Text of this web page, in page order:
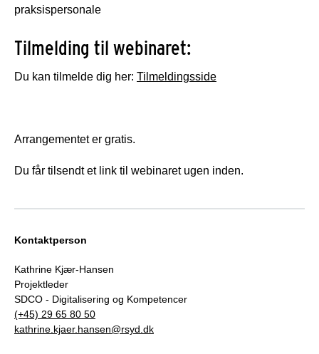
praksispersonale
Tilmelding til webinaret:
Du kan tilmelde dig her: Tilmeldingsside
Arrangementet er gratis.
Du får tilsendt et link til webinaret ugen inden.
Kontaktperson
Kathrine Kjær-Hansen
Projektleder
SDCO - Digitalisering og Kompetencer
(+45) 29 65 80 50
kathrine.kjaer.hansen@rsyd.dk